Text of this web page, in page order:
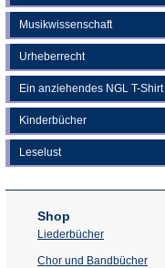
Musikwissenschaft
Urheberrecht
Ein anziehendes NGL T-Shirt
Kinderbücher
Leselust
Shop
Liederbücher
Chor und Bandbücher